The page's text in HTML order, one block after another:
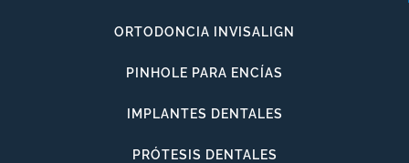
ORTODONCIA INVISALIGN
PINHOLE PARA ENCÍAS
IMPLANTES DENTALES
PRÓTESIS DENTALES